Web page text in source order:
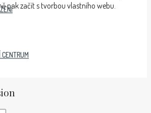
pak začít s tvorbou vlastního webu.